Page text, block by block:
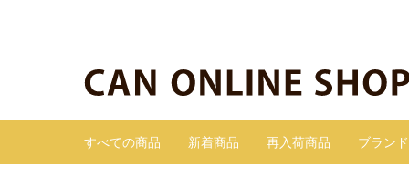
すべての商品 新着商品 再入荷商品 ブランド